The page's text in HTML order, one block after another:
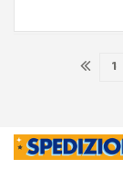
1